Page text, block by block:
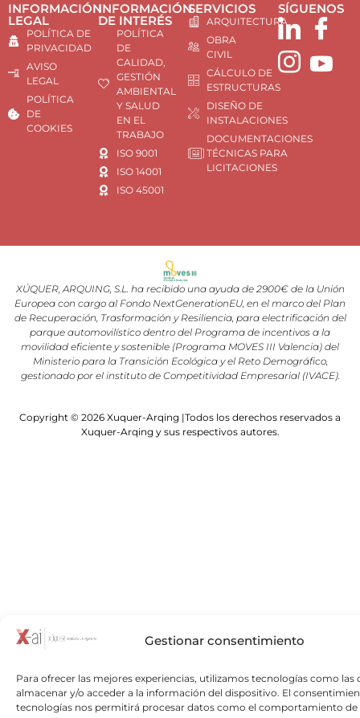
Gestionar consentimiento
Para ofrecer las mejores experiencias, utilizamos tecnologías como las
almacenar y/o acceder a la información del dispositivo. El
tecnologías nos permitirá procesar datos como el comportamiento de
INFORMACIÓN
LEGAL
POLÍTICA DE
PRIVACIDAD
AVISO
LEGAL
POLÍTICA
DE
COOKIES
INFORMACIÓN
DE INTERÉS
POLÍTICA
DE
CALIDAD,
GESTIÓN
AMBIENTAL
Y SALUD
EN EL
TRABAJO
ISO 9001
ISO 14001
ISO 45001
SERVICIOS
ARQUITECTURA
OBRA
CIVIL
CÁLCULO DE
ESTRUCTURAS
DISEÑO DE
INSTALACIONES
DOCUMENTACIONES
TÉCNICAS PARA
LICITACIONES
SÍGUENOS
XÚQUER, ARQUING, S.L. ha recibido una ayuda de 2900€ de la Unión
Europea con cargo al Fondo NextGenerationEU, en el marco del Plan
de Recuperación, Trasformación y Resiliencia, para electrificación del
parque automovilístico dentro del Programa de incentivos a la
movilidad eficiente y sostenible (Programa MOVES III Valencia) del
Ministerio para la Transición Ecológica y el Reto Demográfico,
gestionado por el instituto de Competitividad Empresarial (IVACE).
Copyright © 2026 Xuquer-Arqing |Todos los derechos reservados a
Xuquer-Arqing y sus respectivos autores.